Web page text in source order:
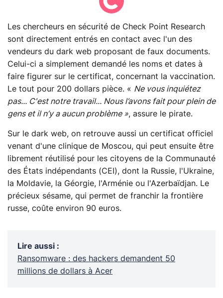
Les chercheurs en sécurité de Check Point Research
sont directement entrés en contact avec l'un des
vendeurs du dark web proposant de faux documents.
Celui-ci a simplement demandé les noms et dates à
faire figurer sur le certificat, concernant la vaccination.
Le tout pour 200 dollars pièce. « Ne vous inquiétez
pas... C'est notre travail... Nous l’avons fait pour plein de
gens et il n’y a aucun problème », assure le pirate.
Sur le dark web, on retrouve aussi un certificat officiel
venant d'une clinique de Moscou, qui peut ensuite être
librement réutilisé pour les citoyens de la Communauté
des États indépendants (CEI), dont la Russie, l'Ukraine,
la Moldavie, la Géorgie, l'Arménie ou l'Azerbaïdjan. Le
précieux sésame, qui permet de franchir la frontière
russe, coûte environ 90 euros.
Lire aussi :
Ransomware : des hackers demandent 50
millions de dollars à Acer